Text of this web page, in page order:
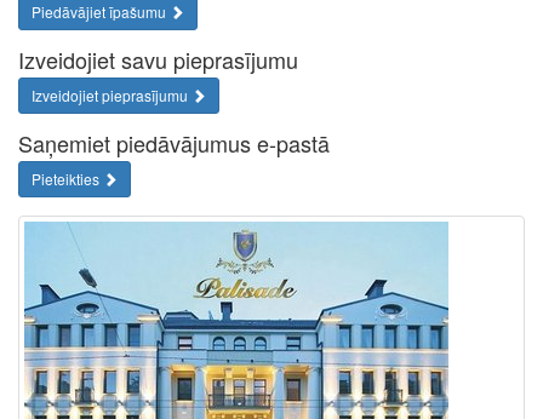
Piedāvājiet īpašumu
Izveidojiet savu pieprasījumu
Izveidojiet pieprasījumu
Saņemiet piedāvājumus e-pastā
Pieteikties